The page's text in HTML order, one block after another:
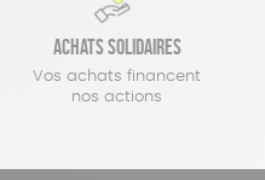
Achats solidaires
Vos achats financent
nos actions